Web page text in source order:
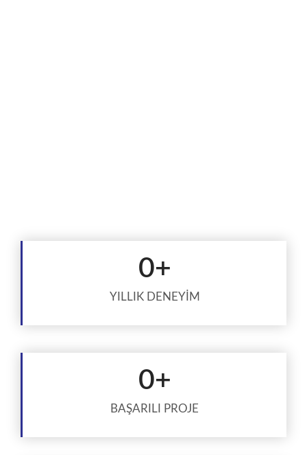
YILLIK DENEYİM
0+
BAŞARILI PROJE
0+